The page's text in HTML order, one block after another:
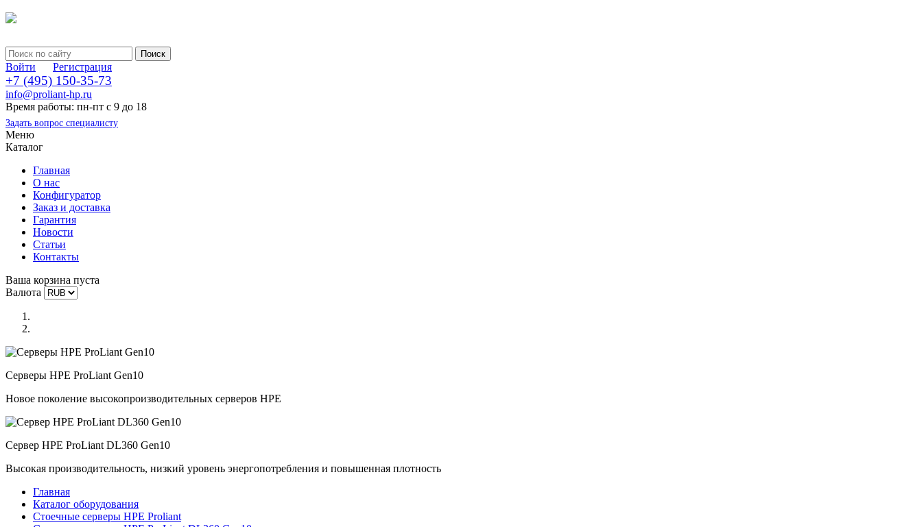
Войти Регистрация
+7 (495) 150-35-73
info@proliant-hp.ru
Время работы: пн-пт с 9 до 18
Задать вопрос специалисту
Меню
Каталог
Главная
О нас
Конфигуратор
Заказ и доставка
Гарантия
Новости
Статьи
Контакты
Ваша корзина пуста
Валюта
Серверы HPE ProLiant Gen10
Новое поколение высокопроизводительных серверов HPE
Сервер HPE ProLiant DL360 Gen10
Высокая производительность, низкий уровень энергопотребления и повышенная плотность
Главная
Каталог оборудования
Стоечные серверы HPE Proliant